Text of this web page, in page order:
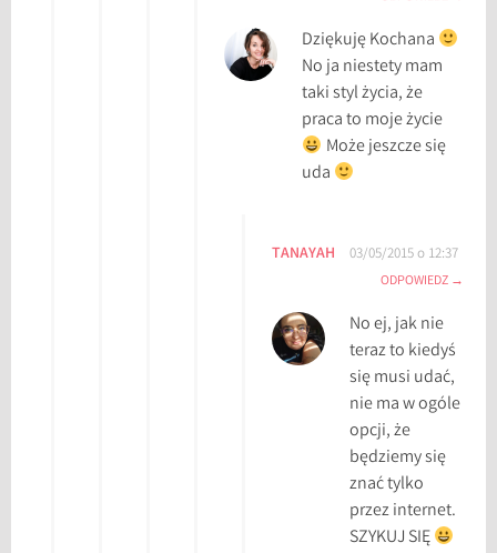
Dziękuję Kochana
No ja niestety mam
taki styl życia, że
praca to moje życie
Może jeszcze się
uda
TANAYAH 03/05/2015 o 12:37
ODPOWIEDZ
No ej, jak nie
teraz to kiedyś
się musi udać,
nie ma w ogóle
opcji, że
będziemy się
znać tylko
przez internet.
SZYKUJ SIĘ